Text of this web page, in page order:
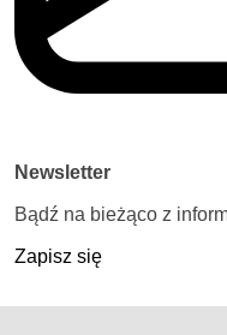
Newsletter
Bądź na bieżąco z
Zapisz się